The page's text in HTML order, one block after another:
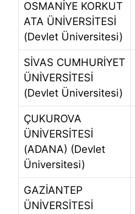
OSMANİYE KORKUT
ATA ÜNİVERSİTESİ
(Devlet Üniversitesi)
SİVAS CUMHURİYET
ÜNİVERSİTESİ
(Devlet Üniversitesi)
ÇUKUROVA
ÜNİVERSİTESİ
(ADANA) (Devlet
Üniversitesi)
GAZİANTEP
ÜNİVERSİTESİ